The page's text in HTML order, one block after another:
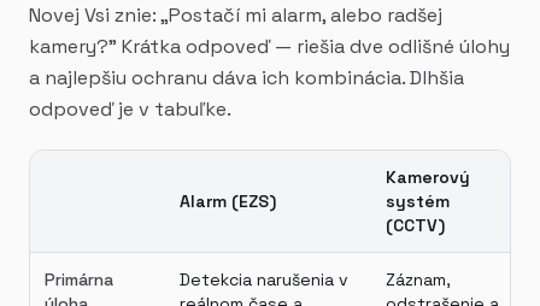
Novej Vsi znie: „Postačí mi alarm, alebo radšej
kamery?" Krátka odpoveď — riešia dve odlišné úlohy
a najlepšiu ochranu dáva ich kombinácia. Dlhšia
odpoveď je v tabuľke.
Alarm (EZS)
Kamerový
systém
(CCTV)
Primárna
Detekcia narušenia v
Záznam,